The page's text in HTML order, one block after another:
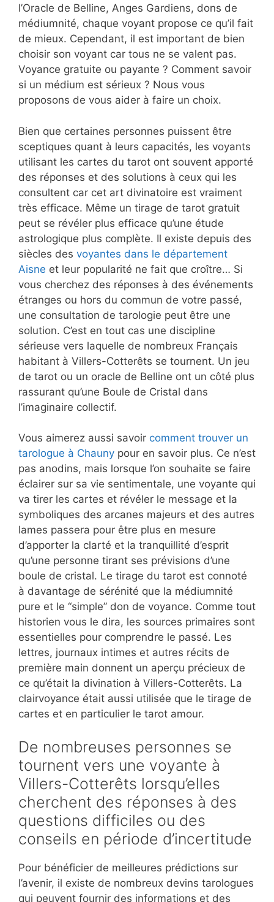
l’Oracle de Belline, Anges Gardiens, dons de
médiumnité, chaque voyant propose ce qu’il fait
de mieux. Cependant, il est important de bien
choisir son voyant car tous ne se valent pas.
Voyance gratuite ou payante ? Comment savoir
si un médium est sérieux ? Nous vous
proposons de vous aider à faire un choix.
Bien que certaines personnes puissent être
sceptiques quant à leurs capacités, les voyants
utilisant les cartes du tarot ont souvent apporté
des réponses et des solutions à ceux qui les
consultent car cet art divinatoire est vraiment
très efficace. Même un tirage de tarot gratuit
peut se révéler plus efficace qu’une étude
astrologique plus complète. Il existe depuis des
siècles des voyantes dans le département
Aisne et leur popularité ne fait que croître… Si
vous cherchez des réponses à des événements
étranges ou hors du commun de votre passé,
une consultation de tarologie peut être une
solution. C’est en tout cas une discipline
sérieuse vers laquelle de nombreux Français
habitant à Villers-Cotterêts se tournent. Un jeu
de tarot ou un oracle de Belline ont un côté plus
rassurant qu’une Boule de Cristal dans
l’imaginaire collectif.
Vous aimerez aussi savoir comment trouver un
tarologue à Chauny pour en savoir plus. Ce n’est
pas anodins, mais lorsque l’on souhaite se faire
éclairer sur sa vie sentimentale, une voyante qui
va tirer les cartes et révéler le message et la
symboliques des arcanes majeurs et des autres
lames passera pour être plus en mesure
d’apporter la clarté et la tranquillité d’esprit
qu’une personne tirant ses prévisions d’une
boule de cristal. Le tirage du tarot est connoté
à davantage de sérénité que la médiumnité
pure et le “simple” don de voyance. Comme tout
historien vous le dira, les sources primaires sont
essentielles pour comprendre le passé. Les
lettres, journaux intimes et autres récits de
première main donnent un aperçu précieux de
ce qu’était la divination à Villers-Cotterêts. La
clairvoyance était aussi utilisée que le tirage de
cartes et en particulier le tarot amour.
De nombreuses personnes se
tournent vers une voyante à
Villers-Cotterêts lorsqu’elles
cherchent des réponses à des
questions difficiles ou des
conseils en période d’incertitude
Pour bénéficier de meilleures prédictions sur
l’avenir, il existe de nombreux devins tarologues
qui peuvent fournir des informations et des